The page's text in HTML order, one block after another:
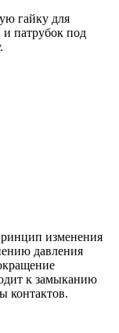
гайку для
и патрубок под
изменения
давления
к замыканию
контактов.